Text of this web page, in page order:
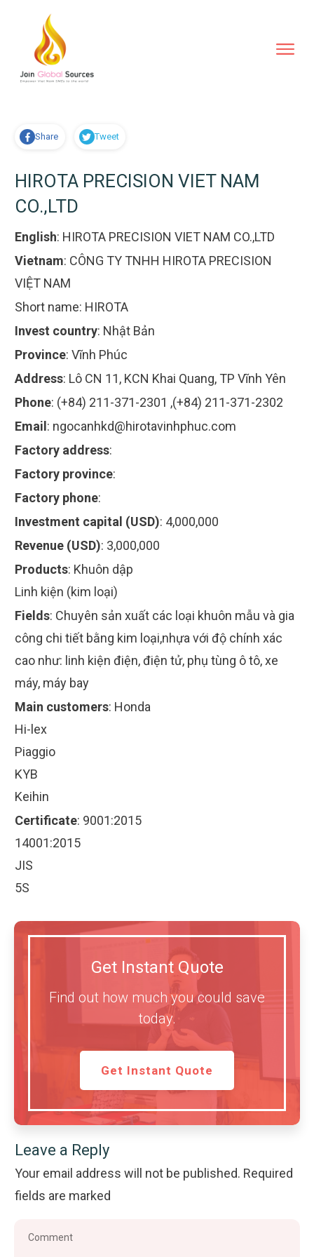
Share Tweet
HIROTA PRECISION VIET NAM
CO.,LTD
English: HIROTA PRECISION VIET NAM CO.,LTD
Vietnam: CÔNG TY TNHH HIROTA PRECISION
VIỆT NAM
Short name: HIROTA
Invest country: Nhật Bản
Province: Vĩnh Phúc
Address: Lô CN 11, KCN Khai Quang, TP Vĩnh Yên
Phone: (+84) 211-371-2301 ,(+84) 211-371-2302
Email : ngocanhkd@hirotavinhphuc.com
Factory address:
Factory province:
Factory phone:
Investment capital (USD): 4,000,000
Revenue (USD): 3,000,000
Products: Khuôn dập
Linh kiện (kim loại)
Fields: Chuyên sản xuất các loại khuôn mẫu và gia
công chi tiết bằng kim loại,nhựa với độ chính xác
cao như: linh kiện điện, điện tử, phụ tùng ô tô, xe
máy, máy bay
Main customers: Honda
Hi-lex
Piaggio
KYB
Keihin
Certificate: 9001:2015
14001:2015
JIS
5S
Get Instant Quote
Find out how much you could save
today.
Get Instant Quote
Leave a Reply
Your email address will not be published. Required
fields are marked